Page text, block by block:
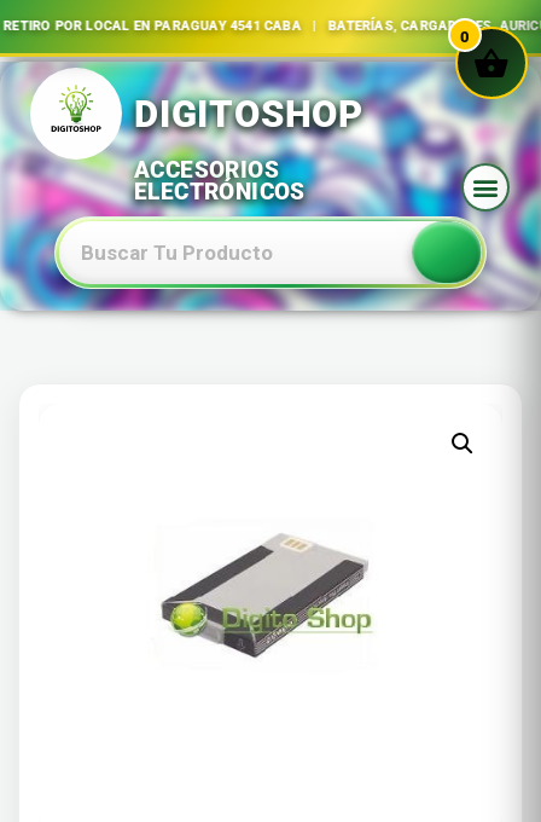
LOCAL EN PARAGUAY 4541 CABA | BATERÍAS, CARGADORES,
Ir
al
contenido
0